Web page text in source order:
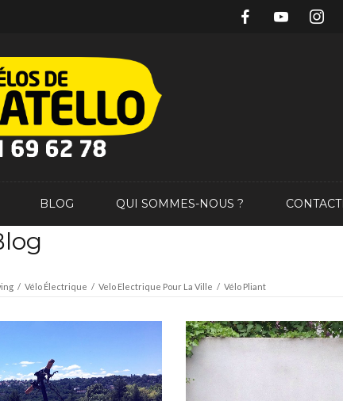
BLOG QUI SOMMES-NOUS ?
/ Vélo Électrique / Velo Electrique Pour La Ville / Vélo Pliant